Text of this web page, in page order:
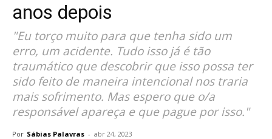
anos depois
"Eu torço muito para que tenha sido um
erro, um acidente. Tudo isso já é tão
traumático que descobrir que isso possa ter
sido feito de maneira intencional nos traria
mais sofrimento. Mas espero que o/a
responsável apareça e que pague por isso."
Por Sábias Palavras - abr 24, 2023